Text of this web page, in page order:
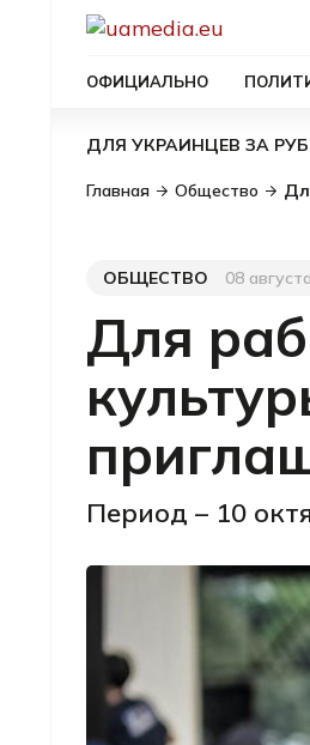
ОФИЦИАЛЬНО
ДЛЯ УКРАИНЦЕВ ЗА
Главная Общество
Категория
ОБЩЕСТВО
Дата публикации
08
Для
Период – 10